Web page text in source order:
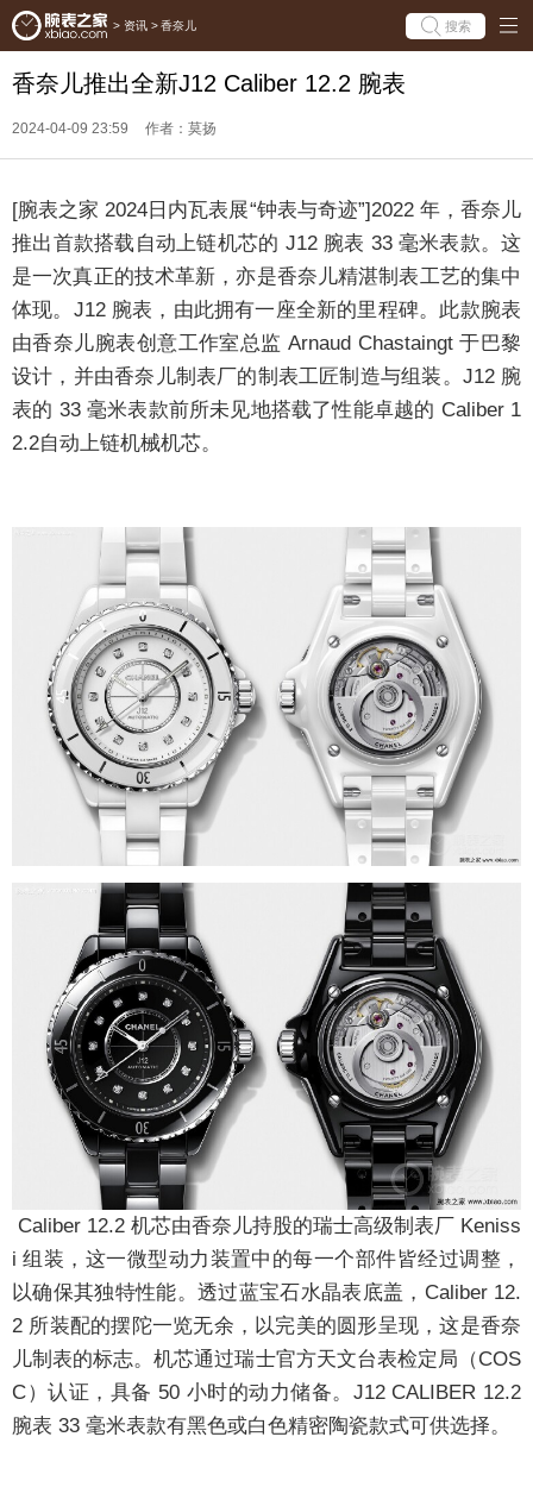
> 资讯 > 香奈儿 搜索
香奈儿推出全新J12 Caliber 12.2 腕表
2024-04-09 23:59 作者：莫扬
[腕表之家 2024日内瓦表展“钟表与奇迹”]2022 年，香奈儿
推出首款搭载自动上链机芯的 J12 腕表 33 毫米表款。这
是一次真正的技术革新，亦是香奈儿精湛制表工艺的集中
体现。J12 腕表，由此拥有一座全新的里程碑。此款腕表
由香奈儿腕表创意工作室总监 Arnaud Chastaingt 于巴黎
设计，并由香奈儿制表厂的制表工匠制造与组装。J12 腕
表的 33 毫米表款前所未见地搭载了性能卓越的 Caliber 1
2.2自动上链机械机芯。
Caliber 12.2 机芯由香奈儿持股的瑞士高级制表厂 Keniss
i 组装，这一微型动力装置中的每一个部件皆经过调整，
以确保其独特性能。透过蓝宝石水晶表底盖，Caliber 12.
2 所装配的摆陀一览无余，以完美的圆形呈现，这是香奈
儿制表的标志。机芯通过瑞士官方天文台表检定局（COS
C）认证，具备 50 小时的动力储备。J12 CALIBER 12.2
腕表 33 毫米表款有黑色或白色精密陶瓷款式可供选择。